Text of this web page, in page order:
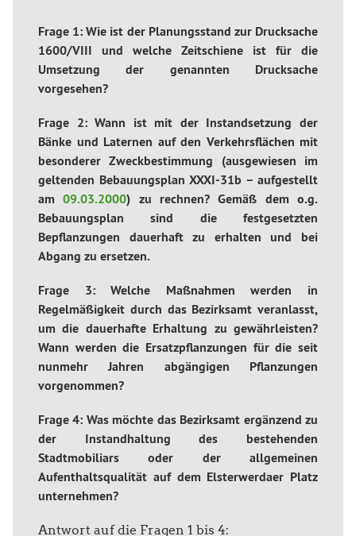
Frage 1: Wie ist der Planungsstand zur Drucksache
1600/VIII und welche Zeitschiene ist für die
Umsetzung der genannten Drucksache
vorgesehen?
Frage 2: Wann ist mit der Instandsetzung der
Bänke und Laternen auf den Verkehrsflächen mit
besonderer Zweckbestimmung (ausgewiesen im
geltenden Bebauungsplan XXXI-31b – aufgestellt
am09.03.2000) zu rechnen? Gemäß dem o.g.
Bebauungsplan sind die festgesetzten
Bepflanzungen dauerhaft zu erhalten und bei
Abgang zu ersetzen.
Frage 3: Welche Maßnahmen werden in
Regelmäßigkeit durch das Bezirksamt veranlasst,
um die dauerhafte Erhaltung zu gewährleisten?
Wann werden die Ersatzpflanzungen für die seit
nunmehr Jahren abgängigen Pflanzungen
vorgenommen?
Frage 4: Was möchte das Bezirksamt ergänzend zu
der Instandhaltung des bestehenden
Stadtmobiliars oder der allgemeinen
Aufenthaltsqualität auf dem Elsterwerdaer Platz
unternehmen?
Antwort auf die Fragen 1 bis 4: